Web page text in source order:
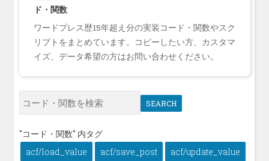
ド・関数
ワードプレス歴15年超え分の実装コード・関数やスク
リプトをまとめています。コピーしたい方、カスタマ
イズ、データ希望の方はお問い合わせください。
SEARCH
"コード・関数" 内タグ
acf/load_value
acf/save_post
acf/update_value